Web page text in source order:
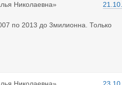
Николаевна»
по 2013 до 3милионна. Только